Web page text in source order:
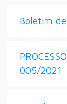
Boletim
005/2021